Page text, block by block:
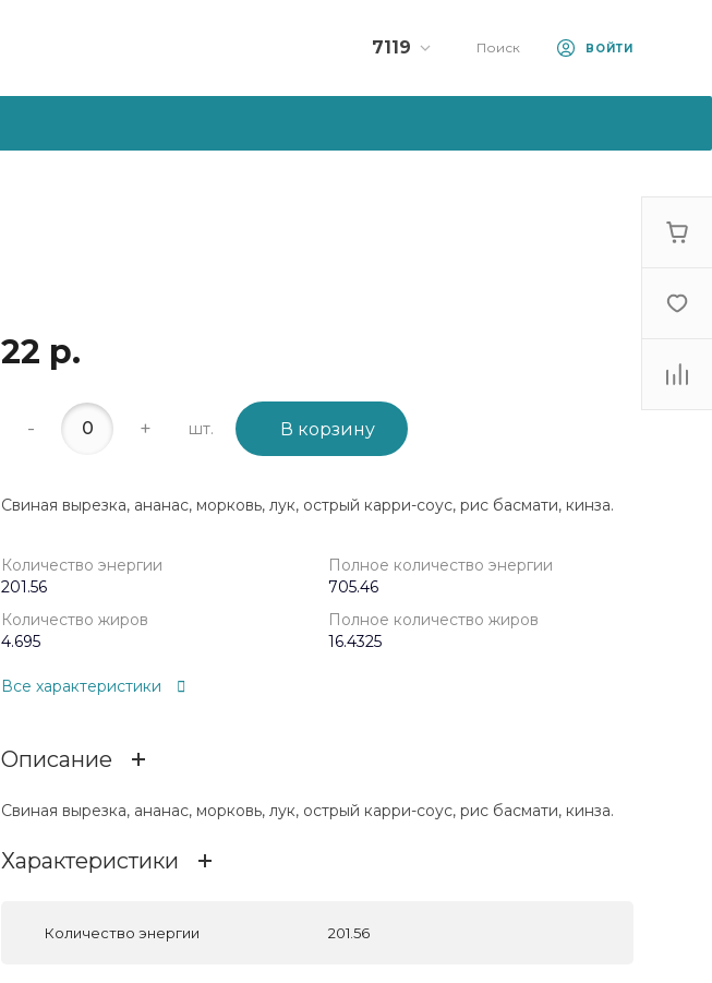
7119
Колл-центр:
Поиск ВОЙТИ
22 р.
- + шт. В корзину
Свиная вырезка, ананас, морковь, лук, острый карри-соус, рис басмати, кинза.
Количество энергии
201.56
Полное количество энергии
705.46
Количество жиров
4.695
Полное количество жиров
16.4325
Все характеристики
Описание
Свиная вырезка, ананас, морковь, лук, острый карри-соус, рис басмати, кинза.
Характеристики
Количество энергии 201.56